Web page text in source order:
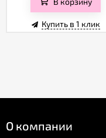
Купить в 1 клик
О компании